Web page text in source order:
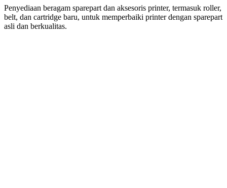
Penyediaan beragam sparepart dan aksesoris printer, termasuk roller,
belt, dan cartridge baru, untuk memperbaiki printer dengan sparepart
asli dan berkualitas.